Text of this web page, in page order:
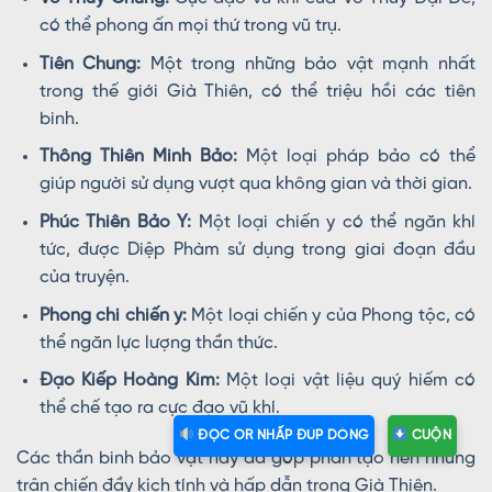
có thể phong ấn mọi thứ trong vũ trụ.
Tiên Chung: Một trong những bảo vật mạnh nhất
trong thế giới Già Thiên, có thể triệu hồi các tiên
binh.
Thông Thiên Minh Bảo:Một loại pháp bảo có thể
giúp người sử dụng vượt qua không gian và thời gian.
Phúc Thiên Bảo Y: Một loại chiến y có thể ngăn khí
tức, được Diệp Phàm sử dụng trong giai đoạn đầu
của truyện.
Phong chi chiến y:Một loại chiến y của Phong tộc, có
thể ngăn lực lượng thần thức.
Đạo Kiếp Hoàng Kim:Một loại vật liệu quý hiếm có
thể chế tạo ra cực đạo vũ khí.
Các thần binh bảo vật này đã góp phần tạo nên những
trận chiến đầy kịch tính và hấp dẫn trong Già Thiên.
ĐỌC OR NHẤP ĐÚP DÒNG CUỘN